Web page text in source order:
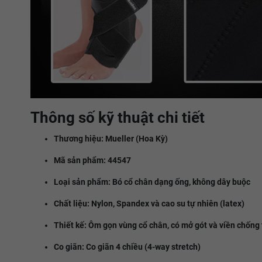
Thông số kỹ thuật chi tiết
Thương hiệu: Mueller (Hoa Kỳ)
Mã sản phẩm: 44547
Loại sản phẩm: Bó cổ chân dạng ống, không dây buộc
Chất liệu: Nylon, Spandex và cao su tự nhiên (latex)
Thiết kế: Ôm gọn vùng cổ chân, có mở gót và viền
Co giãn: Co giãn 4 chiều (4-way stretch)